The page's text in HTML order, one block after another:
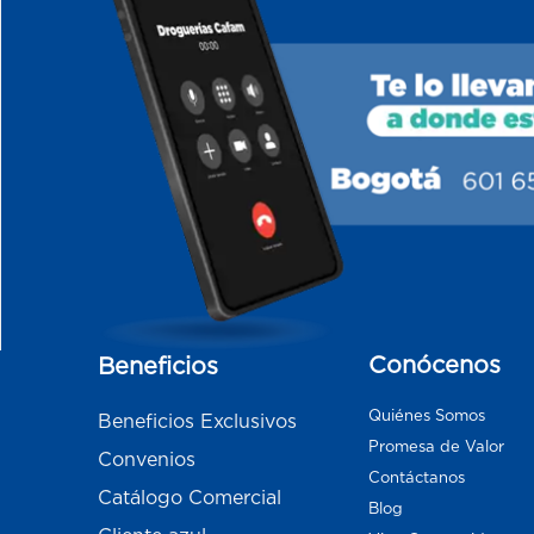
Beneficios
Beneficios Exclusivos
Convenios
Catálogo Comercial
Conócenos
Quiénes Somos
Promesa de Valor
Contáctanos
Blog